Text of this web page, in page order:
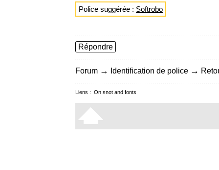
Police suggérée : Softrobo
Répondre
Forum → Identification de police →
Liens : On snot and fonts